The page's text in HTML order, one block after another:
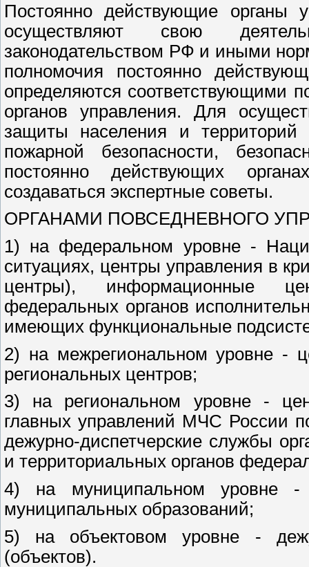
Постоянно действующие органы
осуществляют свою
законодательством РФ и иными
полномочия постоянно
определяются соответствующими
органов управления. Для
защиты населения и территорий
пожарной безопасности,
постоянно действующих
создаваться экспертные советы.
ОРГАНАМИ ПОВСЕДНЕВНОГО
1) на федеральном уровне -
ситуациях, центры управления в
центры), информационные
федеральных органов
имеющих функциональные
2) на межрегиональном уровне -
региональных центров;
3) на региональном уровне -
главных управлений МЧС России
дежурно-диспетчерские службы
и территориальных органов
4) на муниципальном уровне -
муниципальных образований;
5) на объектовом уровне -
(объектов).